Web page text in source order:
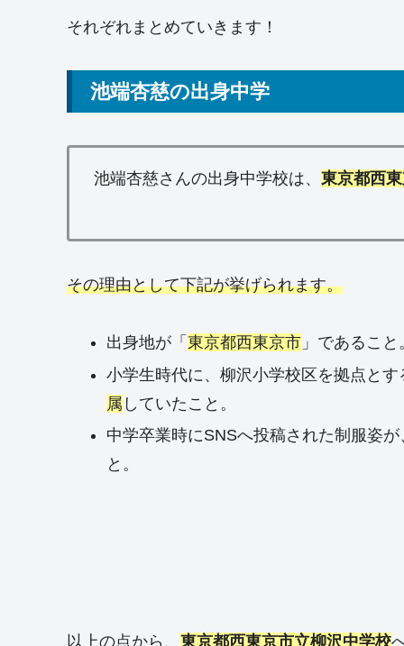
それぞれまとめていきます！
池端杏慈の出身中学
池端杏慈さんの出身中学校は、 東京都西
その理由として下記が挙げられます。
出身地が「 東京都西東京市」であること
小学生時代に、柳沢小学校区を拠点とす
属 していたこと。
中学卒業時にSNSへ投稿された制服姿が
と。
以上の点から、 東京都西東京市立柳沢中学校